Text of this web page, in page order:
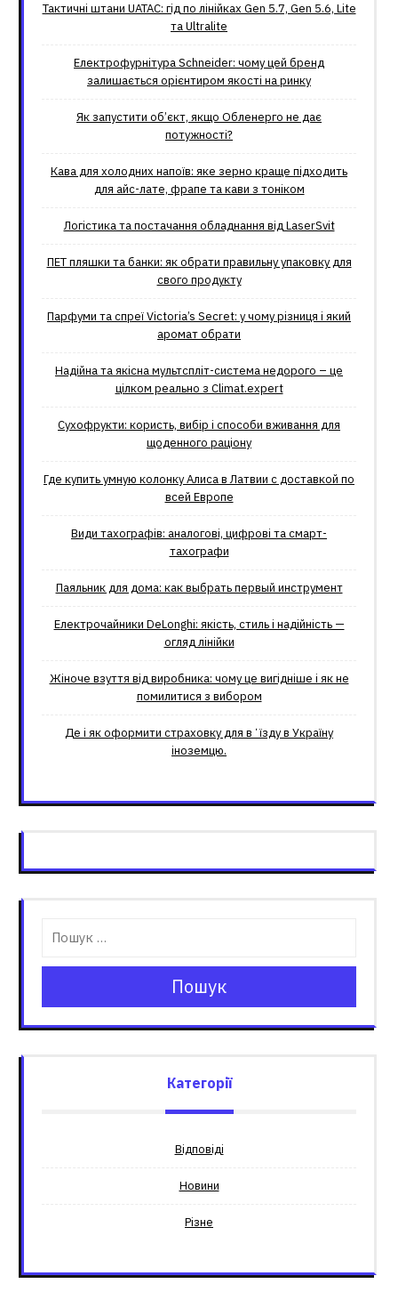
Тактичні штани UATAC: гід по лінійках Gen 5.7, Gen 5.6, Lite
та Ultralite
Електрофурнітура Schneider: чому цей бренд
залишається орієнтиром якості на ринку
Як запустити об’єкт, якщо Обленерго не дає
потужності?
Кава для холодних напоїв: яке зерно краще підходить
для айс-лате, фрапе та кави з тоніком
Логістика та постачання обладнання від LaserSvit
ПЕТ пляшки та банки: як обрати правильну упаковку для
свого продукту
Парфуми та спреї Victoria’s Secret: у чому різниця і який
аромат обрати
Надійна та якісна мультспліт-система недорого – це
цілком реально з Climat.еxpert
Сухофрукти: користь, вибір і способи вживання для
щоденного раціону
Где купить умную колонку Алиса в Латвии с доставкой по
всей Европе
Види тахографів: аналогові, цифрові та смарт-
тахографи
Паяльник для дома: как выбрать первый инструмент
Електрочайники DeLonghi: якість, стиль і надійність —
огляд лінійки
Жіноче взуття від виробника: чому це вигідніше і як не
помилитися з вибором
Де і як оформити страховку для вʼїзду в Україну
іноземцю.
Пошук
Категорії
Відповіді
Новини
Різне